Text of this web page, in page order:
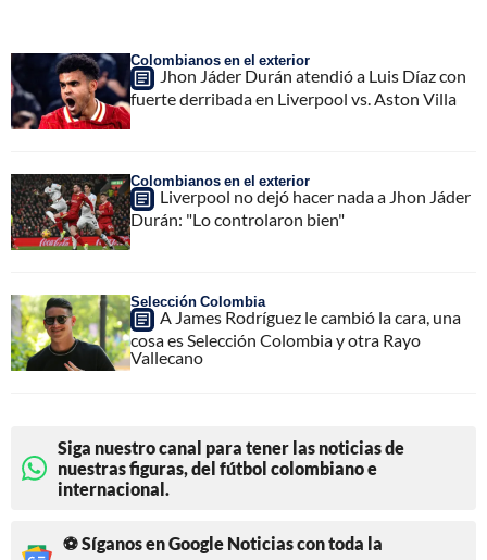
Colombianos en el exterior
Jhon Jáder Durán atendió a Luis Díaz con
fuerte derribada en Liverpool vs. Aston Villa
Colombianos en el exterior
Liverpool no dejó hacer nada a Jhon Jáder
Durán: "Lo controlaron bien"
Selección Colombia
A James Rodríguez le cambió la cara, una
cosa es Selección Colombia y otra Rayo
Vallecano
Siga nuestro canal para tener las noticias de
nuestras figuras, del fútbol colombiano e
internacional.
⚽ Síganos en Google Noticias con toda la